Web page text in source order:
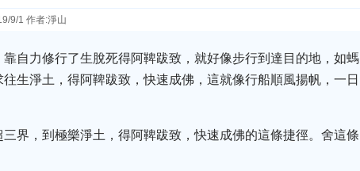
9/1 作者:淨山
自力修行了生脫死得阿鞞跋致，就好像步行到達目的地，如螞
生淨土，得阿鞞跋致，快速成佛，這就像行船順風揚帆，一日
界，到極樂淨土，得阿鞞跋致，快速成佛的這條捷徑。舍這條